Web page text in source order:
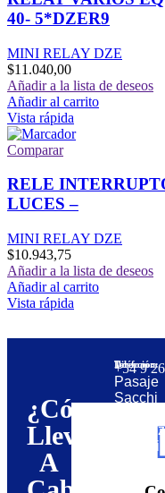
40- 5*DZER9
MINI RELAY DZE
$11.040,00
Añadir a la lista de deseos
Añadir al carrito
Vista rápida
Comparar
RELE
LUCES –
MINI RELAY DZE
$10.943,75
Añadir a la lista de deseos
Añadir al carrito
Vista rápida
¿Cómo
Llevar
A
Dirección:
Pasaje
Sacchi
Teléfono:
‪+54 9